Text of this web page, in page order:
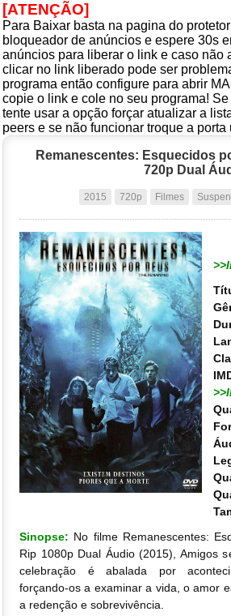
[ATENÇÃO]
Para Baixar basta na pagina do
bloqueador de anúncios e espere 30s
anúncios para liberar o link e caso não
clicar no link liberado pode ser
programa então configure para abrir
copie o link e cole no seu programa!
tente usar a opção forçar atualizar a
peers e se não funcionar troque a
Remanescentes: Esquecidos
720p Dual
2015 720p Filmes
Sinopse: No filme Remanescentes:
Rip 1080p Dual Áudio (2015), Amigos
celebração é abalada por
forçando-os a examinar a vida, o amor
a redenção e sobrevivência.